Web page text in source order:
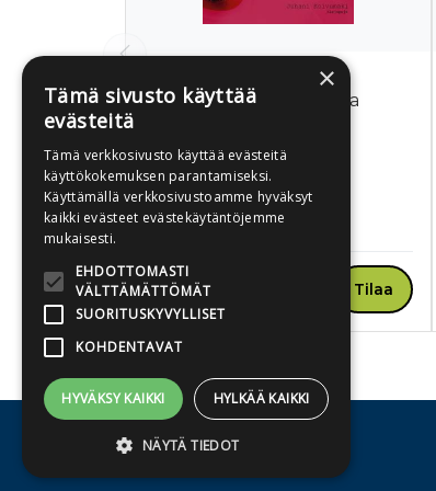
Kiusauksia hiljaisuudessa
E-kirja
Heti ladattavissa
Hinta nyt
20,81 € Tilaa
Tuoteluettelon loppu
×
Tämä sivusto käyttää
evästeitä
Tämä verkkosivusto käyttää evästeitä
käyttökokemuksen parantamiseksi.
Käyttämällä verkkosivustoamme hyväksyt
kaikki evästeet evästekäytäntöjemme
mukaisesti.
EHDOTTOMASTI
VÄLTTÄMÄTTÖMÄT
SUORITUSKYVYLLISET
KOHDENTAVAT
HYVÄKSY KAIKKI HYLKÄÄ KAIKKI
NÄYTÄ TIEDOT